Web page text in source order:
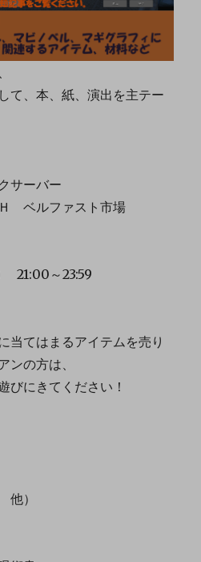
て、本、紙、演出を主テー
サーバー
ベルファスト市場
21:00～23:59
当てはまるアイテムを売り
ンの方は、
びにきてください！
）